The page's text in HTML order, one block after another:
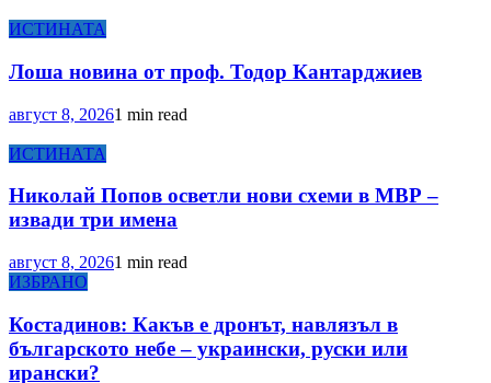
ИСТИНАТА
Лоша новина от проф. Тодор Кантарджиев
август 8, 20261 min read
ИСТИНАТА
Николай Попов осветли нови схеми в МВР –
извади три имена
август 8, 20261 min read
ИЗБРАНО
Костадинов: Какъв е дронът, навлязъл в
българското небе – украински, руски или
ирански?